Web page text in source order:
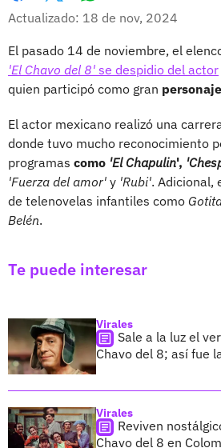
Facebook
X
Actualizado: 18 de nov, 2024
El pasado 14 de noviembre, el
'El Chavo del 8' se despidio del actor
quien participó como gran
El actor mexicano realizó una
donde tuvo mucho reconocimiento
programas como 'El Chapulin',
'Fuerza del amor' y 'Rubi'. Adicional,
de telenovelas infantiles como
Belén.
Te puede interesar
Virales
Sale a la luz el
Chavo del 8; así fue
Virales
Reviven
Chavo del 8 en